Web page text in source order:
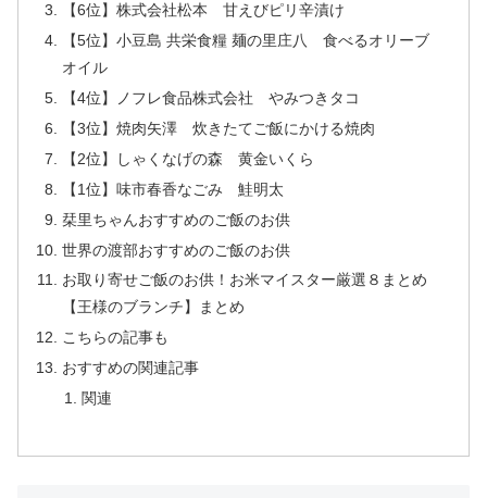
【6位】株式会社松本 甘えびピリ辛漬け
【5位】小豆島 共栄食糧 麺の里庄八 食べるオリーブ
オイル
【4位】ノフレ食品株式会社 やみつきタコ
【3位】焼肉矢澤 炊きたてご飯にかける焼肉
【2位】しゃくなげの森 黄金いくら
【1位】味市春香なごみ 鮭明太
栞里ちゃんおすすめのご飯のお供
世界の渡部おすすめのご飯のお供
お取り寄せご飯のお供！お米マイスター厳選８まとめ
【王様のブランチ】まとめ
こちらの記事も
おすすめの関連記事
関連